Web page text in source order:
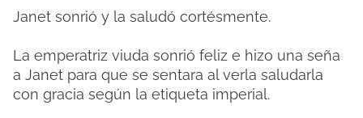
Janet sonrió y la saludó cortésmente.
La emperatriz viuda sonrió feliz e hizo una seña
a Janet para que se sentara al verla saludarla
con gracia según la etiqueta imperial.